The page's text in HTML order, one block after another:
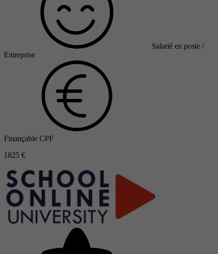
Salarié en poste /
Entreprise
Finançable CPF
1825 €